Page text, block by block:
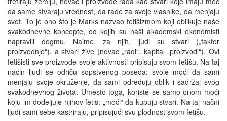
da same stvaraju vrednost, da rade za svoje vlasnike, da menjaju
svet. To je ono što je Marks nazvao fetišizmom koji oblikuje naše
svakodnevne koncepte, od kojih su naši akademski ekonomisti
napravili dogmu. Naime, za njih, ljudi su stvari („faktor
proizvodnje“), a stvari žive (novac „radi“, kapital „proizvodi“). Ovi
fetišisti sve proizvode svoje aktivnosti pripisuju svom fetišu. Na taj
način ljudi se odriču sopstvenog poseda: svoje moći da sami
menjaju svoje okruženje, da sami određuju oblik i sadržaj svog
svakodnevnog života. Umesto toga, koriste se samo onom moći
koju im dodeljuje njihov fetiš: „moći“ da kupuju stvari. Na taj načni
ljudi sami sebe kastriraju, pripisujući svu plodnost svom fetišu.